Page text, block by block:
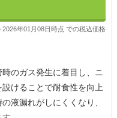
年01月08日時点 での税込価格
のガス発生に着目し、ニ
けることで耐食性を向上
液漏れがしにくくなり、